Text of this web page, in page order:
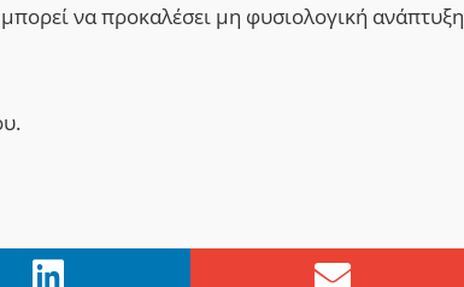
να προκαλέσει μη φυσιολογική ανάπτυξη